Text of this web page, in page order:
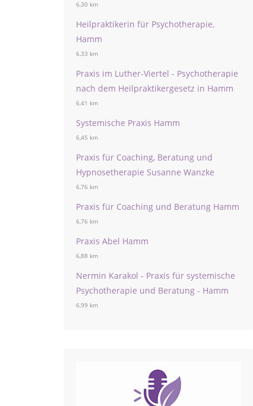
6,30 km
Heilpraktikerin für Psychotherapie,
Hamm
6,33 km
Praxis im Luther-Viertel - Psychotherapie
nach dem Heilpraktikergesetz in Hamm
6,41 km
Systemische Praxis Hamm
6,45 km
Praxis für Coaching, Beratung und
Hypnosetherapie Susanne Wanzke
6,76 km
Praxis für Coaching und Beratung Hamm
6,76 km
Praxis Abel Hamm
6,88 km
Nermin Karakol - Praxis für systemische
Psychotherapie und Beratung - Hamm
6,99 km